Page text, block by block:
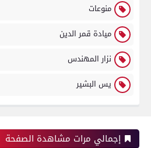
منوعات
ميادة قمر الدين
نزار المهندس
يس البشير
إجمالي مرات مشاهدة الصفحة